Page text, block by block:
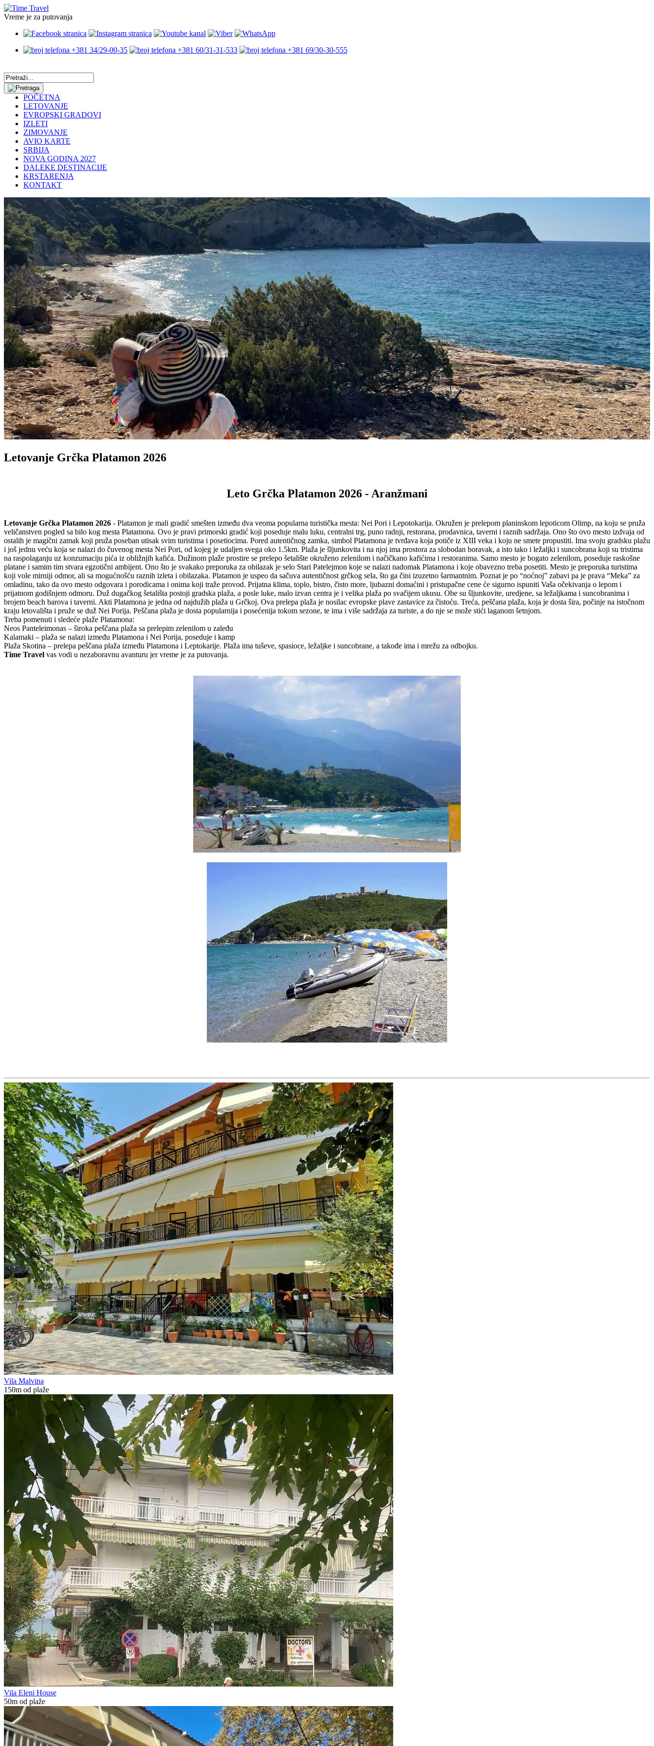
Vreme je za putovanja
+381 34/29-00-35 +381 60/31-31-533 +381 69/30-30-555
POČETNA
LETOVANJE
EVROPSKI GRADOVI
IZLETI
ZIMOVANJE
AVIO KARTE
SRBIJA
NOVA GODINA 2027
DALEKE DESTINACIJE
KRSTARENJA
KONTAKT
Letovanje Grčka Platamon 2026
Leto Grčka Platamon 2026 - Aranžmani
Letovanje Grčka Platamon 2026 - Platamon je mali gradić smešten između dva veoma popularna turistička mesta: Nei Pori i Lepotokarija. Okružen je prelepom planinskom lepoticom Olimp, na koju se pruža
veličanstven pogled sa bilo kog mesta Platamona. Ovo je pravi primorski gradić koji poseduje malu luku, centralni trg, puno radnji, restorana, prodavnica, taverni i raznih sadržaja. Ono što ovo mesto izdvaja od
ostalih je magični zamak koji pruža poseban utisak svim turistima i posetiocima. Pored autentičnog zamka, simbol Platamona je tvrđava koja potiče iz XIII veka i koju ne smete propustiti. Ima svoju gradsku plažu
i još jednu veću koja se nalazi do čuvenog mesta Nei Pori, od kojeg je udaljen svega oko 1.5km. Plaža je šljunkovita i na njoj ima prostora za slobodan boravak, a isto tako i ležaljki i suncobrana koji su tristima
na raspolaganju uz konzumaciju pića iz obližnjih kafića. Dužinom plaže prostire se prelepo šetalište okruženo zelenilom i načičkano kafićima i restoranima. Samo mesto je bogato zelenilom, poseduje raskošne
platane i samim tim stvara egzotični ambijent. Ono što je svakako preporuka za obilazak je selo Stari Patelejmon koje se nalazi nadomak Platamona i koje obavezno treba posetiti. Mesto je preporuka turistima
koji vole mirniji odmor, ali sa mogućnošću raznih izleta i obilazaka. Platamon je uspeo da sačuva autentičnost grčkog sela, što ga čini izuzetno šarmantnim. Poznat je po “noćnoj” zabavi pa je prava “Meka” za
omladinu, tako da ovo mesto odgovara i porodicama i onima koji traže provod. Prijatna klima, toplo, bistro, čisto more, ljubazni domaćini i pristupačne cene će sigurno ispuniti Vaša očekivanja o lepom i
prijatnom godišnjem odmoru. Duž dugačkog šetališta postoji gradska plaža, a posle luke, malo izvan centra je i velika plaža po svačijem ukusu. Obe su šljunkovite, uredjene, sa ležaljkama i suncobranima i
brojem beach barova i taverni. Akti Platamona je jedna od najdužih plaža u Grčkoj. Ova prelepa plaža je nosilac evropske plave zastavice za čistoću. Treća, peščana plaža, koja je dosta šira, počinje na istočnom
kraju letovališta i pruže se duž Nei Porija. Peščana plaža je dosta popularnija i posećenija tokom sezone, te ima i više sadržaja za turiste, a do nje se može stići laganom šetnjom.
Treba pomenuti i sledeće plaže Platamona:
Neos Panteleimonas – široka peščana plaža sa prelepim zelenilom u zaleđu
Kalamaki – plaža se nalazi između Platamona i Nei Porija, poseduje i kamp
Plaža Skotina – prelepa peščana plaža između Platamona i Leptokarije. Plaža ima tuševe, spasioce, ležaljke i suncobrane, a takođe ima i mrežu za odbojku.
Time Travel vas vodi u nezaboravnu avanturu jer vreme je za putovanja.
Vila Malvina
150m od plaže
Vila Eleni House
50m od plaže